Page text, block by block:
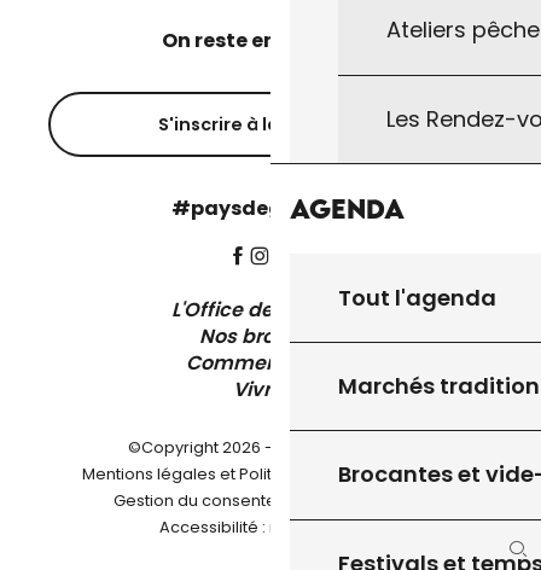
Ateliers
Les Rendez-
Agenda
Tout l'agenda
Marchés
Brocantes et
Festivals et
On reste en contact ?
S'inscrire à la newsletter
#paysdegourdon !
L'Office de Tourisme
Nos brochures
Comment venir ?
Vivre ici
©Copyright 2026 - Pays de Gourdon
Mentions légales et Politique de confidentialité-
Gestion du consentement
Accessibilité : non conforme